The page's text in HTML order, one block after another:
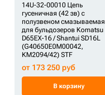
14U-32-00010 Цепь
гусеничная (42 зв) с
полузвеном смазываемая
для бульдозеров Komatsu
D65EX-16 / Shantui SD16L
(G40650E0M00042,
KM2094/42) STF
от 173 250 руб
В корзину